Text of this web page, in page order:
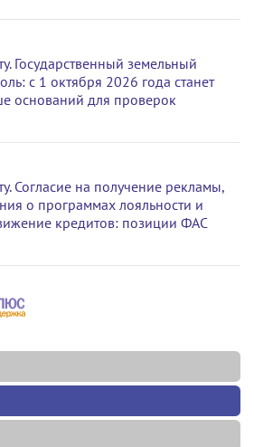
Государственный земельный
с 1 октября 2026 года станет
оснований для проверок
Согласие на получение рекламы,
о программах лояльности и
кредитов: позиции ФАС